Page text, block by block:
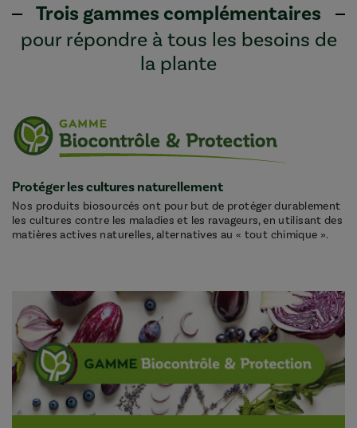
Trois gammes complémentaires
pour répondre à tous les besoins de
la plante
Protéger les cultures naturellement
Nos produits biosourcés ont pour but de protéger durablement
les cultures contre les maladies et les ravageurs, en utilisant des
matières actives naturelles, alternatives au « tout chimique ».